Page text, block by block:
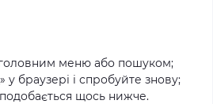
меню або пошуком;
у браузері і спробуйте знову;
щось нижче.